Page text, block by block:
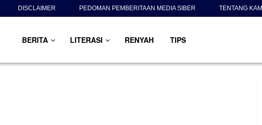
DISCLAIMER PEDOMAN PEMBERITAAN MEDIA SIBER TENTANG KAMI
BERITA LITERASI RENYAH TIPS